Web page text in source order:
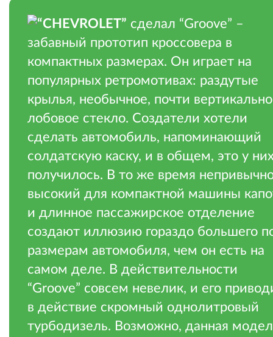
“CHEVROLET” сделал “Groove” –
забавный прототип кроссовера в
компактных размерах. Он играет на
популярных ретромотивах: раздутые
крылья, необычное, почти
лобовое стекло. Создатели хотели
сделать автомобиль, напоминающий
солдатскую каску, и в общем, это у
получилось. В то же время
высокий для компактной машины
и длинное пассажирское отделение
создают иллюзию гораздо большего
размерам автомобиля, чем он есть на
самом деле. В действительности
“Groove” совсем невелик, и его
в действие скромный однолитровый
турбодизель. Возможно, данная